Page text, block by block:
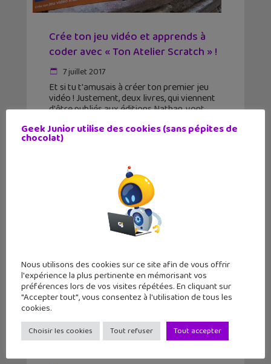
Crée ton jeu vidéo et apprends à
coder avec « Ton Atelier Scratch » !
7 juillet 2017
Et si tu t'amusais à créer ton premier jeu
vidéo ! Justement, deux livres, qui viennent
d'être publiés aux éditions Nathan, vont
"Panique à Code City", "La révoltes des
Apprends à coder avec Wonder
Geek Junior utilise des cookies (sans pépites de
chocolat)
Nous utilisons des cookies sur ce site afin de vous offrir
l'expérience la plus pertinente en mémorisant vos
préférences lors de vos visites répétées. En cliquant sur
"Accepter tout", vous consentez à l'utilisation de tous les
cookies.
Choisir les cookies Tout refuser Tout accepter